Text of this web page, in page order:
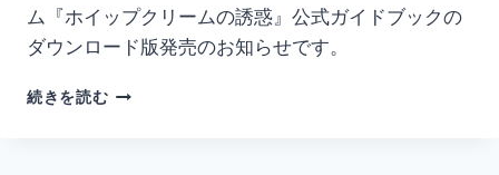
ム『ホイップクリームの誘惑』公式ガイドブックの
ダウンロード版発売のお知らせです。
続きを読む月